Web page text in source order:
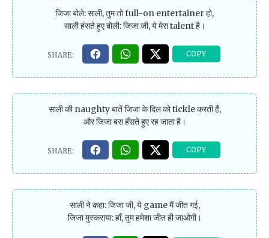
जिजा बोले: साली, तुम तो full-on entertainer हो,
साली हंसते हुए बोली: जिजा जी, ये मेरा talent है।
साली की naughty बातें जिजा के दिल को tickle करती हैं,
और जिजा बस हँसते हुए रह जाता है।
साली ने कहा: जिजा जी, ये game मैं जीत गई,
जिजा मुस्कराया: हाँ, तुम हमेशा जीत ही जाओगी।